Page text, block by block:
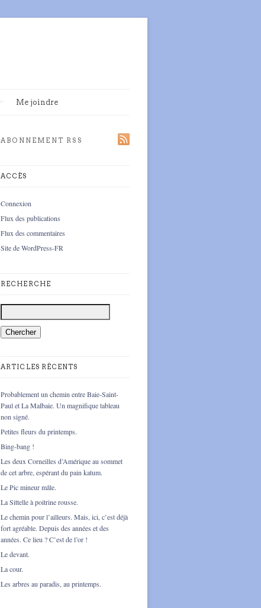
Me joindre
ABONNEMENT RSS
ACCÈS
Connexion
Flux des publications
Flux des commentaires
Site de WordPress-FR
RECHERCHE
ARTICLES RÉCENTS
Probablement un chemin entre Baie-Saint-
Paul et La Malbaie. Un magnifique tableau
non signé.
Petites fleurs du printemps.
Bing-bang !
Les deux Corneilles d’Amérique au sommet
de cet arbre, espérant du pain katum.
Le Pic mineur mâle.
La Sittelle à poitrine rousse.
Le chemin pour l’ailleurs. Mais, ici, c’est déjà
fort agréable. Depuis des années et des
années. Ce lieu ? C’est de l’or !
Le devant.
La cour.
Les arbres au paradis, au printemps.